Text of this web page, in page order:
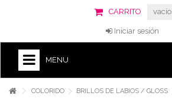
CARRITO vacío
Iniciar sesión
MENU
COLORIDO BRILLOS DE LABIOS / GLOSS